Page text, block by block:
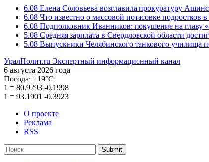
6.08 Елена Соловьева возглавила прокуратуру
6.08 Что известно о массовой потасовке подростков
6.08 Подполковник Иванников: покушение на главу
5.08 Средняя зарплата в Свердловской области
5.08 Выпускники Челябинского танкового
УралПолит.ru Экспертный информационный канал
6 августа 2026 года
Погода: +19°С
1 = 80.9293 -0.1998
1 = 93.1901 -0.3923
О проекте
Реклама
RSS
Submit